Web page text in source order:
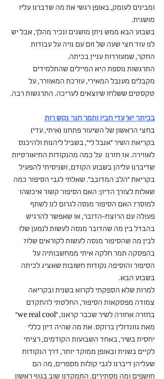
ומבינים לעומק, באופן רגשי את מה שדברנו עליו
מושגית.
בשבוע הבא ממש ניתן מושגים ונכיר מהלך, אבל יש
לנו עוד חצי שעה של זום עם נויה על עבודות
החקר, שמעוררות עניין בכיתה.
התרגשות נוספת היא המיילים שהתלמידים
מקבלים מענבל המאירי, עורכת המאוורר, על
טקסטים ששלחו שיוצאים לעריכה. התרגשות רבה.
בכיתה יא' עדי חבין ותמר חנה נקש רות
בחצי הראשון של השיעור פתחנו (איתי, עדי)
בקריאת השיר ״אנבל לי״, בשביל ליהנות ולהיכנס
לאווירה. אז חזרנו  על כמה מהנקודות התיאורטיות
שדיברנו עליהן בשבוע הקודם, ושניסיתי להפעיל
בקריאת ״הלב המדובב״. שאלתי לגבי הסיפור כמה
שאלות לצורך הדיון: האם הסיפור קשור איכשהו
למוסר? האם הסיפור מנסה לגרום לנו לשתף
פעולה עם הרוצח-הדובר, או שאפשר להרגיש
בהבדל בין מה שהדובר מנסה לעשות לנמען שלו
לבין מה שהסיפור מנסה לעשות לקוראים שלו?
בהפסקה תמר חלקה איתי ממחשבותיה על
הסיפור והוסיפה נקודות חשובות שאציג לכיתה
בשבוע הבא.
למרות שלא הספקתי לקרוא בשנית ובקריאה
צמודה מפסקאות הסיפור, החלטתי להתקדם
בחזרה אחורה לשיר שכבר קראנו, “we real cool”
מאת גוונדולין ברוקס. את מה שהיה דיון כללי
יחסית בשיר, באחד השבועות הקודמים, רציתי
לקיים בשנית ובאופן ממוקד יותר, דרך הנקודות
שעליהן דיברנו לגבי קולות מספרים, מה הם
חושפים ומה מסתירים. התמקדנו שוב בגוף ראשון